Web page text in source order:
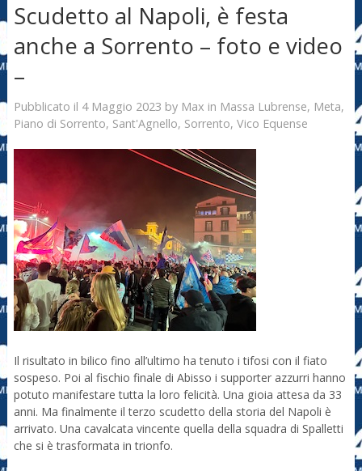
Scudetto al Napoli, è festa
anche a Sorrento – foto e video
–
Pubblicato il 4 Maggio 2023 by Max in Massa Lubrense, Meta,
Piano di Sorrento, Sant'Agnello, Sorrento, Vico Equense
Il risultato in bilico fino all’ultimo ha tenuto i tifosi con il fiato
sospeso. Poi al fischio finale di Abisso i supporter azzurri hanno
potuto manifestare tutta la loro felicità. Una gioia attesa da 33
anni. Ma finalmente il terzo scudetto della storia del Napoli è
arrivato. Una cavalcata vincente quella della squadra di Spalletti
che si è trasformata in trionfo.